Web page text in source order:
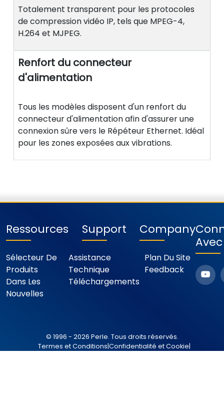
Totalement transparent pour les protocoles
de compression vidéo IP, tels que MPEG-4,
H.264 et MJPEG.
Renfort du connecteur
d'alimentation
Tous les modèles disposent d'un renfort du
connecteur d'alimentation afin d'assurer une
connexion sûre vers le Répéteur Ethernet. Idéal
pour les zones exposées aux vibrations.
Ressources
Sélecteur De
Produits
Dans Les
Nouvelles
Support
Assistance
Technique
Téléchargements
Company
Plan Du Site
Feedback
© 1996 - 2026 Perle. Tous droits réservés.
Termes et Conditions|Confidentialité et Cookie|